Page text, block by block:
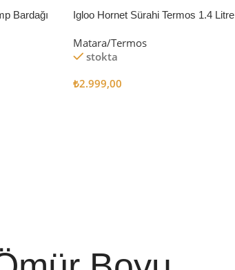
Bardağı
Igloo Hornet Sürahi Termos 1.4 Litre
Matara/Termos
stokta
₺2.999,00